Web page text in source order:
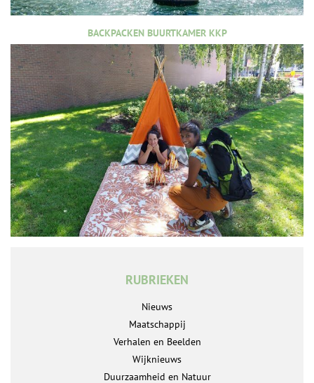
BACKPACKEN BUURTKAMER KKP
RUBRIEKEN
Nieuws
Maatschappij
Verhalen en Beelden
Wijknieuws
Duurzaamheid en Natuur